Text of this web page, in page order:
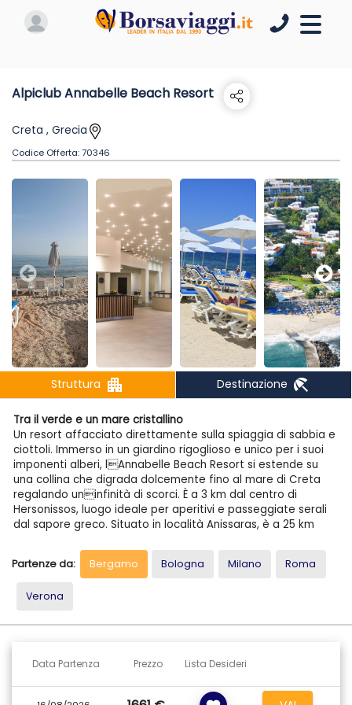
Alpiclub Annabelle Beach Resort
Creta , Grecia
Codice Offerta:70346
Struttura apartment Destinazione beach_access
Tra il verde e un mare cristallino
Un resort affacciato direttamente sulla spiaggia di sabbia e
ciottoli. Immerso in un giardino rigoglioso e unico per i suoi
imponenti alberi, lAnnabelle Beach Resort si estende su
una collina che digrada dolcemente fino al mare di Creta
regalando uninfinità di scorci. È a 3 km dal centro di
Hersonissos, luogo ideale per aperitivi e passeggiate serali
dal sapore greco. Situato in località Anissaras, è a 25 km
dellautobus di linea è proprio di fronte allhotel.
Situata in località Anissaras, a circa 2,5 km da Hersonissos
greco. Dista 25 km dallaeroporto e dalla città di Heraklion.
di linea di fronte allhotel. Costituita da vari edifici in stile
servizi comuni, piacevolmente inseriti in colorati giardini.
Partenze da: Bergamo Bologna Milano Roma
Verona
Data Partenza Prezzo Lista Desideri